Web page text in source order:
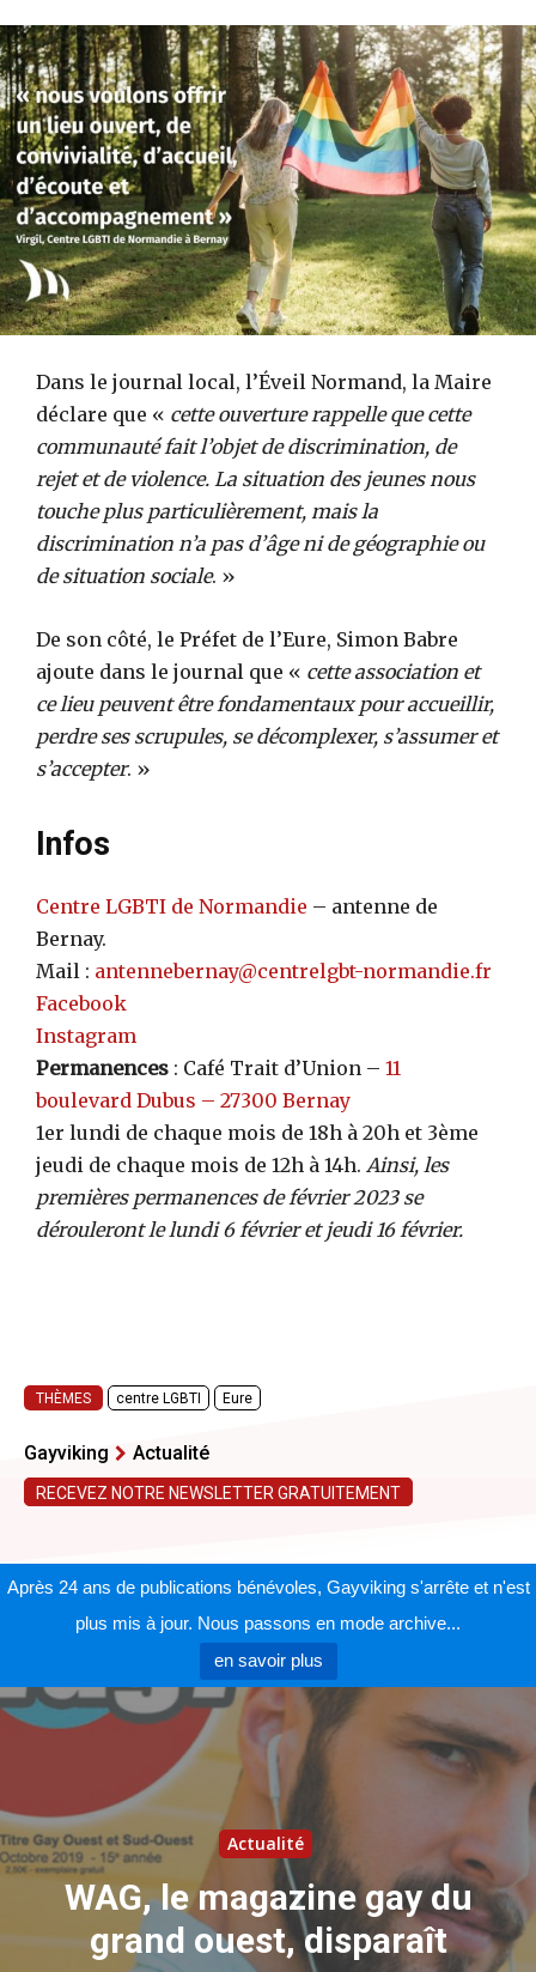
Dans le journal local, l’Éveil Normand, la Maire
déclare que « cette ouverture rappelle que cette
communauté fait l’objet de discrimination, de
rejet et de violence. La situation des jeunes nous
touche plus particulièrement, mais la
discrimination n’a pas d’âge ni de géographie ou
de situation sociale. »
De son côté, le Préfet de l’Eure, Simon Babre
ajoute dans le journal que « cette association et
ce lieu peuvent être fondamentaux pour accueillir,
perdre ses scrupules, se décomplexer, s’assumer et
s’accepter. »
Infos
Centre LGBTI de Normandie – antenne de
Bernay.
Mail : antennebernay@centrelgbt-normandie.fr
Facebook
Instagram
Permanences : Café Trait d’Union – 11
boulevard Dubus – 27300 Bernay
1er lundi de chaque mois de 18h à 20h et 3ème
jeudi de chaque mois de 12h à 14h. Ainsi, les
premières permanences de février 2023 se
dérouleront le lundi 6 février et jeudi 16 février.
THÈMES centre LGBTI Eure
Gayviking Actualité
RECEVEZ NOTRE NEWSLETTER GRATUITEMENT